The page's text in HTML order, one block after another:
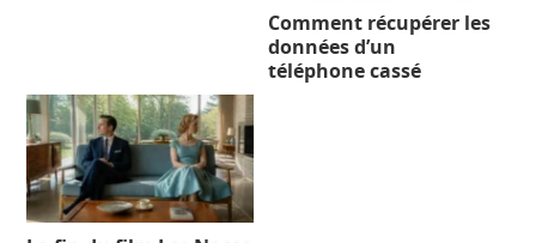
Comment récupérer les
données d’un
téléphone cassé